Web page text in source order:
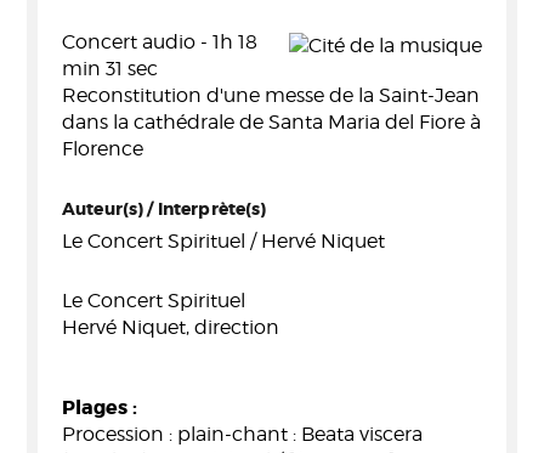
Concert audio - 1h 18
min 31 sec
Reconstitution d'une messe de la Saint-Jean
dans la cathédrale de Santa Maria del Fiore à
Florence
Auteur(s) / Interprète(s)
Le Concert Spirituel / Hervé Niquet
Le Concert Spirituel
Hervé Niquet, direction
Plages :
Procession : plain-chant : Beata viscera